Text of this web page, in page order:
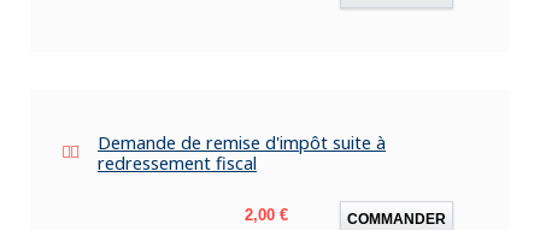
Demande de remise d'impôt suite à
redressement fiscal
Prix
2,00 € COMMANDER